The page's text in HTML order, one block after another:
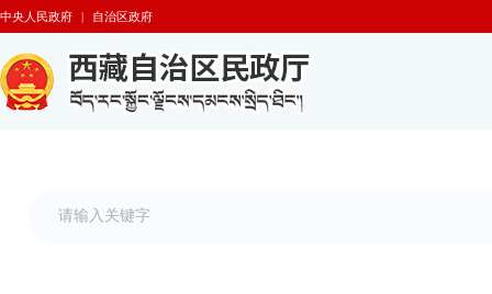
中央人民政府 | 自治区政府